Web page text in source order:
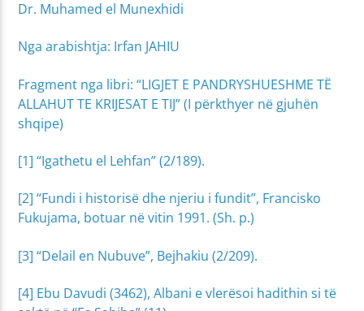
Dr. Muhamed el Munexhidi
Nga arabishtja: Irfan JAHIU
Fragment nga libri: “LIGJET E PANDRYSHUESHME TË
ALLAHUT TE KRIJESAT E TIJ” (I përkthyer në gjuhën
shqipe)
[1] “Igathetu el Lehfan” (2/189).
[2] “Fundi i historisë dhe njeriu i fundit”, Francisko
Fukujama, botuar në vitin 1991. (Sh. p.)
[3] “Delail en Nubuve”, Bejhakiu (2/209).
[4] Ebu Davudi (3462), Albani e vlerësoi hadithin si të